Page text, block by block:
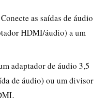
as saídas de áudio
HDMI/áudio) a um
adaptador de áudio 3,5
de áudio) ou um divisor